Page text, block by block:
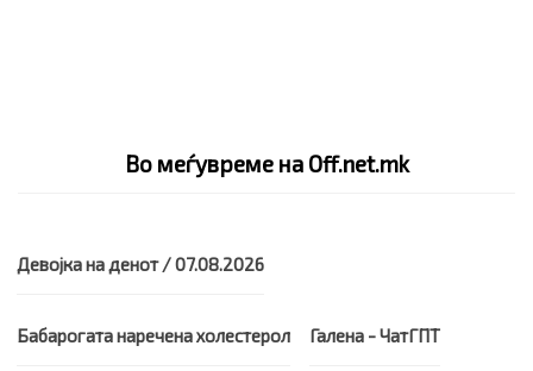
Во меѓувреме на Off.net.mk
Девојка на денот / 07.08.2026
Бабарогата наречена холестерол Галена - ЧатГПТ